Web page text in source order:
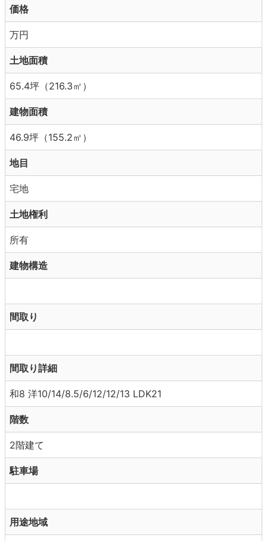
価格
万円
土地面積
65.4坪（216.3㎡）
建物面積
46.9坪（155.2㎡）
地目
宅地
土地権利
所有
建物構造
間取り
間取り詳細
和8 洋10/14/8.5/6/12/12/13 LDK21
階数
2階建て
駐車場
用途地域